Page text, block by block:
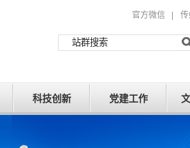
官方微信
科技创新 党建工作